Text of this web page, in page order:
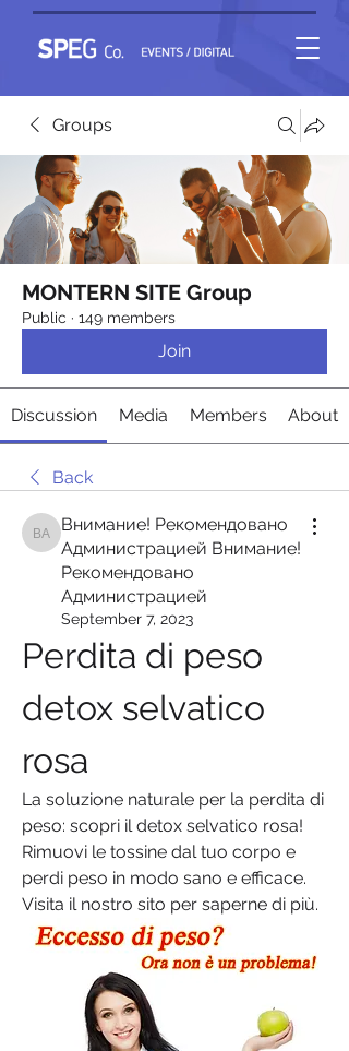
Groups
MONTERN SITE Group
Public · 149 members
Join
Discussion Media Members About
Back
Внимание! Рекомендовано Администрацией
Внимание! Рекомендовано
Администрацией Внимание!
Рекомендовано
Администрацией
September 7, 2023
Perdita di peso
detox selvatico
rosa
La soluzione naturale per la perdita di
peso: scopri il detox selvatico rosa!
Rimuovi le tossine dal tuo corpo e
perdi peso in modo sano e efficace.
Visita il nostro sito per saperne di più.